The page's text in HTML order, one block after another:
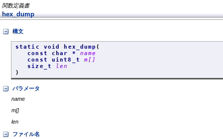
関数定義書
hex_dump
構文
static void hex_dump (
const char * name
const uint8_t m[]
size_t
len
)
パラメータ
name
m[]
len
ファイル名